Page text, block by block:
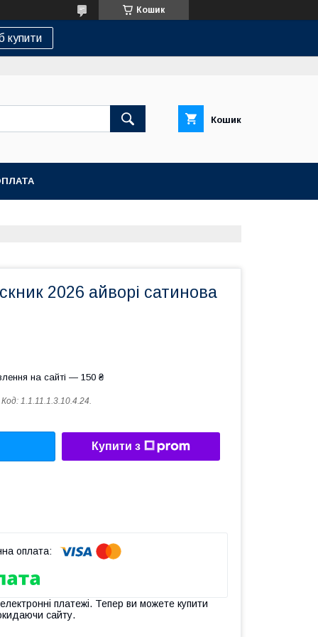
Кошик
купити
Кошик
2026 айворі сатинова
на сайті — 150 ₴
Код: 1.1.11.1.3.10.4.24.
Купити з
платежі. Тепер ви можете купити
сайту.